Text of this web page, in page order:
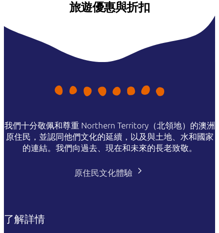
旅遊優惠與折扣
我們十分敬佩和尊重 Northern Territory（北領地）的澳洲
原住民，並認同他們文化的延續，以及與土地、水和國家
的連結。我們向過去、現在和未來的長老致敬。
原住民文化體驗
了解詳情